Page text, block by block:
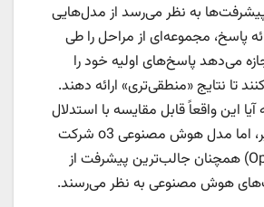
پیشرفت‌ها به نظر می‌رسد از مدل‌هایی
پاسخ، مجموعه‌ای از مراحل را طی
می‌دهد پاسخ‌های اولیه خود را
تا نتایج «منطقی‌تری» ارائه دهند.
این واقعاً قابل مقایسه با استدلال
انسانی است یا خیر، اما مدل هوش مصنوعی o3 شرکت
«اوپن‌ای‌آی»(OpenAI) همچنان جالب‌ترین پیشرفت از
هوش مصنوعی به نظر می‌رسند.